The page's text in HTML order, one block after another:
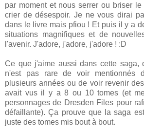
par moment et nous serrer ou briser
crier de désespoir. Je ne vous dirai
dans le livre mais pfiou ! Et puis il y a
situations magnifiques et de
l'avenir. J'adore, j'adore, j'adore ! :D
Ce que j'aime aussi dans cette saga,
n'est pas rare de voir mentionnés
plusieurs années ou de voir revenir
avait vus il y a 8 ou 10 tomes (et
personnages de Dresden Files pour
défaillante). Ça prouve que la saga
juste des tomes mis bout à bout.